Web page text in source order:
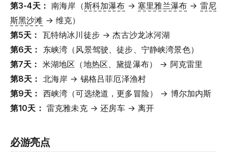
第3-4天： 南海岸（斯科加瀑布 →塞里雅兰瀑布 → 雷尼
斯黑沙滩 → 维克）
第5天： 瓦特纳冰川徒步 → 杰古沙龙冰河湖
第6天：
东峡湾（风景驾驶、徒步、宁静峡湾景色）
第7天： 米湖地区（地热区、黛提瀑布） → 阿克雷里
第8天： 北海岸 → 锡格吕菲厄泽渔村
第9天： 西峡湾（可选绕道，更多冒险） → 博尔加内斯
第10天： 雷克雅未克 → 还房车 → 离开
必游亮点